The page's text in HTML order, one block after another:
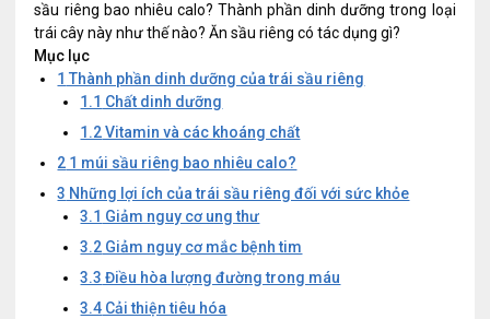
sầu riêng bao nhiêu calo? Thành phần dinh dưỡng trong loại
trái cây này như thế nào? Ăn sầu riêng có tác dụng gì?
Mục lục
1 Thành phần dinh dưỡng của trái sầu riêng
1.1 Chất dinh dưỡng
1.2Vitamin và các khoáng chất
2 1 múi sầu riêng bao nhiêu calo?
3 Những lợi ích của trái sầu riêng đối với sức khỏe
3.1 Giảm nguy cơ ung thư
3.2 Giảm nguy cơ mắc bệnh tim
3.3 Điều hòa lượng đường trong máu
3.4 Cải thiện tiêu hóa